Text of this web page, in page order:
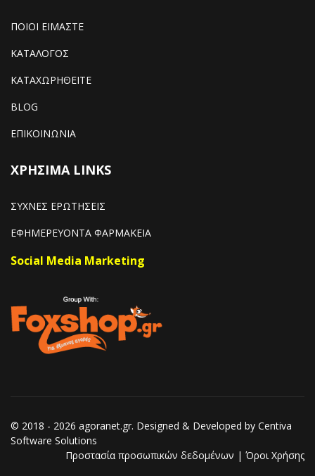
ΠΟΙΟΙ ΕΙΜΑΣΤΕ
ΚΑΤΑΛΟΓΟΣ
ΚΑΤΑΧΩΡΗΘΕΙΤΕ
BLOG
ΕΠΙΚΟΙΝΩΝΙΑ
ΧΡΗΣΙΜΑ LINKS
ΣΥΧΝΕΣ ΕΡΩΤΗΣΕΙΣ
ΕΦΗΜΕΡΕΥΟΝΤΑ ΦΑΡΜΑΚΕΙΑ
Social Media Marketing
© 2018 - 2026 agoranet.gr. Designed & Developed by Centiva
Software Solutions
Προστασία προσωπικών δεδομένων | Όροι Χρήσης